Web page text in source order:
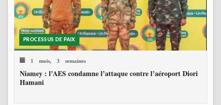
PROCESSUS DE PAIX
1 mois, 3 semaines
Niamey : l’AES condamne l’attaque contre l’aéroport Diori
Hamani